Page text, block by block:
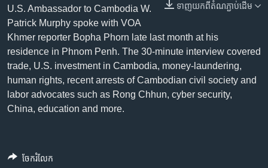
កាន់​
ទំព័រ​
ស្វែង​
រក
ភាសា
ទាញ​យក​ពី​តំណភ្ជាប់​ដើម
U.S. Ambassador to Cambodia W.
Patrick Murphy spoke with VOA
Khmer reporter Bopha Phorn late last month at his
residence in Phnom Penh. The 30-minute interview covered
trade, U.S. investment in Cambodia, money-laundering,
human rights, recent arrests of Cambodian civil society and
labor advocates such as Rong Chhun, cyber security,
China, education and more.
ចែករំលែក